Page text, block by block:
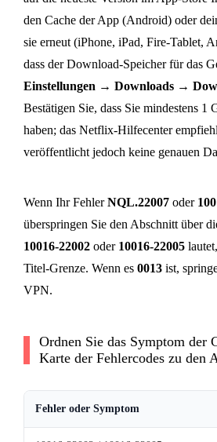
den Cache der App (Android) oder
sie erneut (iPhone, iPad, Fire-Tablet,
dass der Download-Speicher für das
Einstellungen → Downloads →
Bestätigen Sie, dass Sie mindestens 1
haben; das Netflix-Hilfecenter
veröffentlicht jedoch keine genauen
Wenn Ihr FehlerNQL.22007oder
überspringen Sie den Abschnitt über
10016-22002oder 10016-22005
Titel-Grenze. Wenn es 0013ist,
VPN.
Ordnen Sie das Symptom der
Karte der Fehlercodes zu den
Fehler oder Symptom